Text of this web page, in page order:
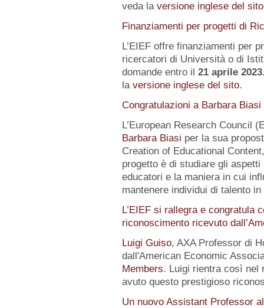
veda la versione inglese del sito
Finanziamenti per progetti di
L’EIEF offre finanziamenti per
ricercatori di Università o di
domande entro il 21 aprile 2023
la versione inglese del sito.
Congratulazioni a Barbara Biasi
L’European Research Council
Barbara Biasi per la sua
Creation of Educational
progetto è di studiare gli
educatori e la maniera in cui
mantenere individui di talento
L’EIEF si rallegra e congratula
riconoscimento ricevuto
Luigi Guiso, AXA Professor di
dall'American Economic
Members. Luigi rientra così nel
avuto questo prestigioso
Un nuovo Assistant Professor